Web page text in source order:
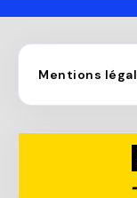
Mentions